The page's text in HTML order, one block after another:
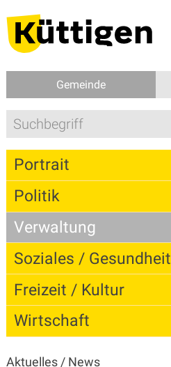
Gemeinde
Suchbegriff
Hauptnavigation
Portrait
Politik
Verwaltung
Soziales / Gesundheit
Freizeit / Kultur
Wirtschaft
Aktuelles / News